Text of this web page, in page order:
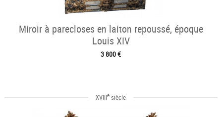
Miroir à parecloses en laiton repoussé, époque
Louis XIV
3 800 €
XVIIIe siècle